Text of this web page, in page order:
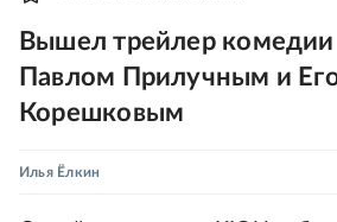
Вышел трейлер комедии
Павлом Прилучным и
Корешковым
Илья Ёлкин